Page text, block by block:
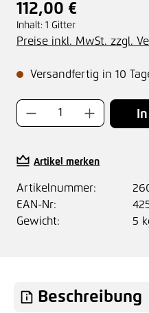
Regulärer Preis:
112,00 €
Inhalt: 1 Gitter
Preise inkl. MwSt. zzgl.
Versandfertig in 10
Produkt Anzahl:
Artikel merken
Artikelnummer:
EAN-Nr:
Gewicht:
5
Beschreibung